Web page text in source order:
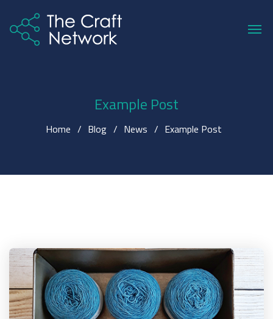
Example Post
Home Blog News Example Post